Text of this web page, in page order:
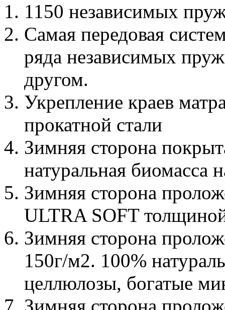
1150 независимых
Самая передовая
ряда независимых
другом.
Укрепление краев
прокатной стали
Зимняя сторона
натуральная биомасса
Зимняя сторона
ULTRA SOFT
Зимняя сторона
150г/м2. 100%
целлюлозы, богатые